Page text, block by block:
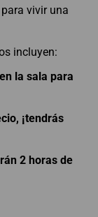
para vivir una
incluyen:
la sala para
¡tendrás
2 horas de